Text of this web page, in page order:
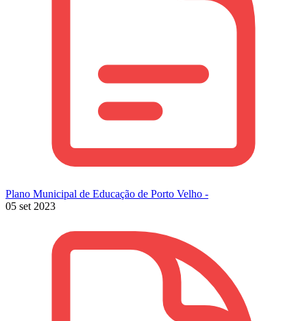
Plano Municipal de Educação de Porto Velho -
05 set 2023